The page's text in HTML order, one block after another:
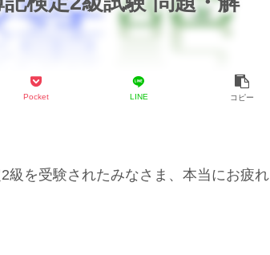
Pocket LINE コピー
級を受験されたみなさま、本当にお疲れ